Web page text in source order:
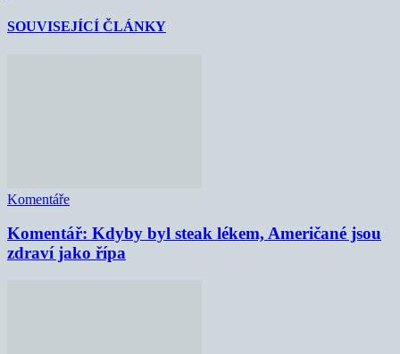
SOUVISEJÍCÍ ČLÁNKY
Komentáře
Komentář: Kdyby byl steak lékem, Američané jsou
zdraví jako řípa